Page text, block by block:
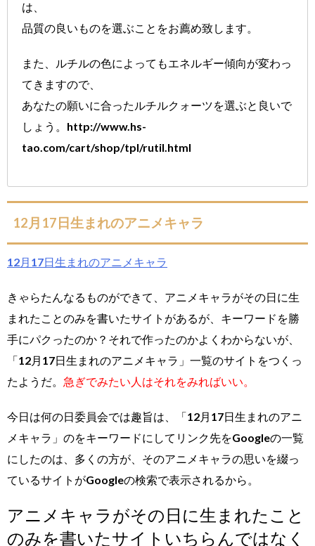
は、
品質の良いものを選ぶことをお薦め致します。
また、ルチルの色によってもエネルギー傾向が変わっ
てきますので、
あなたの願いに合ったルチルクォーツを選ぶと良いで
しょう。http://www.hs-
tao.com/cart/shop/tpl/rutil.html
12月17日生まれのアニメキャラ
12月17日生まれのアニメキャラ
きゃらたんなるものができて、アニメキャラがその日に生
まれたことのみを書いたサイトがあるが、キーワードを勝
手にパクったのか？それで作ったのかよくわからないが、
「12月17日生まれのアニメキャラ」一覧のサイトをつくっ
たようだ。 急ぎでみたい人はそれをみればいい。
今日は何の日委員会では趣旨は、「12月17日生まれのアニ
メキャラ」のをキーワードにしてリンク先をGoogleの一覧
にしたのは、多くの方が、そのアニメキャラの思いを綴っ
ているサイトがGoogleの検索で表示されるから。
アニメキャラがその日に生まれたこと
のみを書いたサイトいちらんではなく